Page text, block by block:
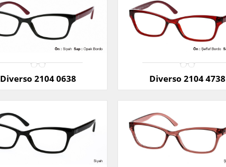
Diverso 2104 0638 Diverso 2104 4738